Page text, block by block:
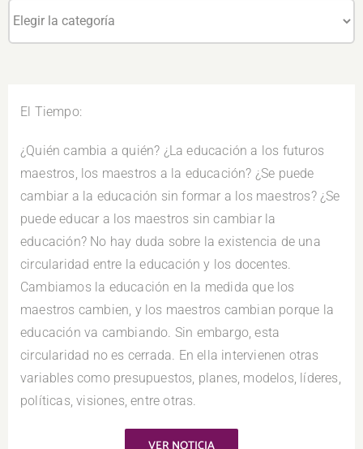
El Tiempo:
¿Quién cambia a quién? ¿La educación a los futuros
maestros, los maestros a la educación? ¿Se puede
cambiar a la educación sin formar a los maestros? ¿Se
puede educar a los maestros sin cambiar la
educación? No hay duda sobre la existencia de una
circularidad entre la educación y los docentes.
Cambiamos la educación en la medida que los
maestros cambien, y los maestros cambian porque la
educación va cambiando. Sin embargo, esta
circularidad no es cerrada. En ella intervienen otras
variables como presupuestos, planes, modelos, líderes,
políticas, visiones, entre otras.